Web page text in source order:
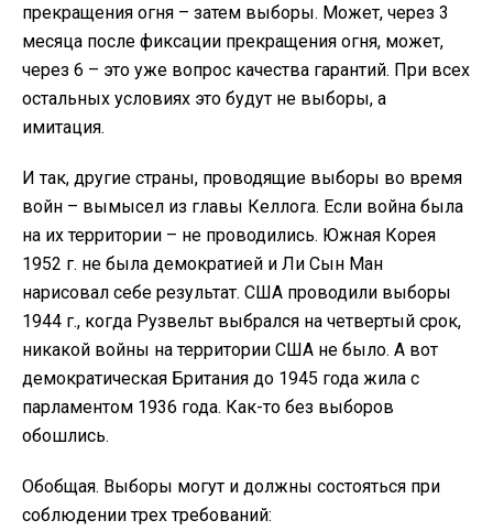
прекращения огня – затем выборы. Может, через 3
месяца после фиксации прекращения огня, может,
через 6 – это уже вопрос качества гарантий. При всех
остальных условиях это будут не выборы, а
имитация.
И так, другие страны, проводящие выборы во время
войн – вымысел из главы Келлога. Если война была
на их территории – не проводились. Южная Корея
1952 г. не была демократией и Ли Сын Ман
нарисовал себе результат. США проводили выборы
1944 г., когда Рузвельт выбрался на четвертый срок,
никакой войны на территории США не было. А вот
демократическая Британия до 1945 года жила с
парламентом 1936 года. Как-то без выборов
обошлись.
Обобщая. Выборы могут и должны состояться при
соблюдении трех требований: